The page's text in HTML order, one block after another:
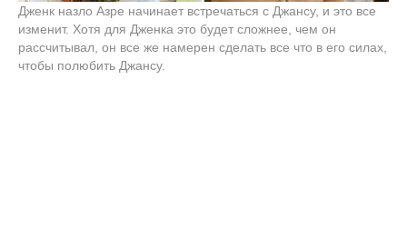
Дженк назло Азре начинает встречаться с Джансу, и это все
изменит. Хотя для Дженка это будет сложнее, чем он
рассчитывал, он все же намерен сделать все что в его силах,
чтобы полюбить Джансу.